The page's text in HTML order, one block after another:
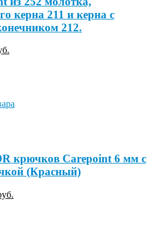
керна 211 и керна с
212.
крючков Carepoint 6 мм с
(Красный)